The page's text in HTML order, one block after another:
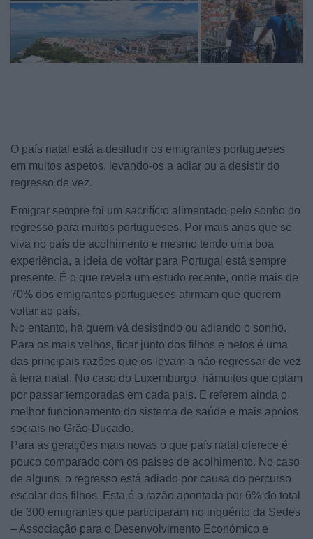
O país natal está a desiludir os emigrantes portugueses
em muitos aspetos, levando-os a adiar ou a desistir do
regresso de vez.
Emigrar sempre foi um sacrifício alimentado pelo sonho do
regresso para muitos portugueses. Por mais anos que se
viva no país de acolhimento e mesmo tendo uma boa
experiência, a ideia de voltar para Portugal está sempre
presente. É o que revela um estudo recente, onde mais de
70% dos emigrantes portugueses afirmam que querem
voltar ao país.
No entanto, há quem vá desistindo ou adiando o sonho.
Para os mais velhos, ficar junto dos filhos e netos é uma
das principais razões que os levam a não regressar de vez
à terra natal. No caso do Luxemburgo, hámuitos que optam
por passar temporadas em cada país. E referem ainda o
melhor funcionamento do sistema de saúde e mais apoios
sociais no Grão-Ducado.
Para as gerações mais novas o que país natal oferece é
pouco comparado com os países de acolhimento. No caso
de alguns, o regresso está adiado por causa do percurso
escolar dos filhos. Esta é a razão apontada por 6% do total
de 300 emigrantes que participaram no inquérito da Sedes
– Associação para o Desenvolvimento Económico e